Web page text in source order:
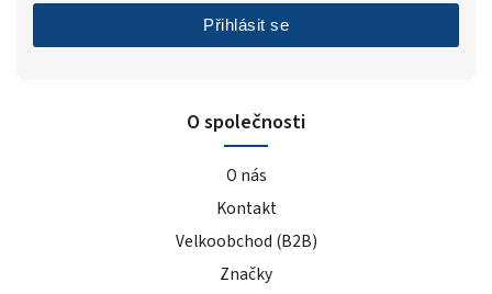
O společnosti
O nás
Kontakt
Velkoobchod (B2B)
Značky
Přihlásit se